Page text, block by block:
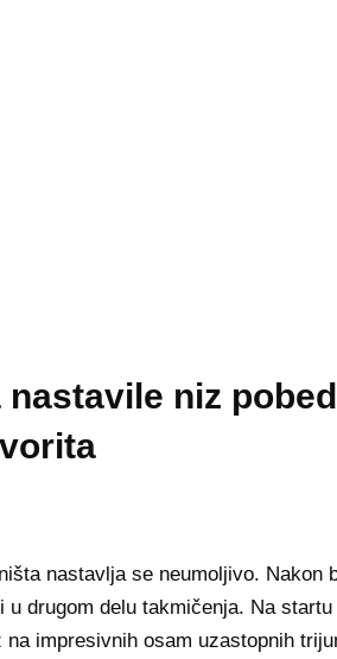
niz
nastavlja se neumoljivo.
drugom delu takmičenja. Na
impresivnih osam uzastopnih